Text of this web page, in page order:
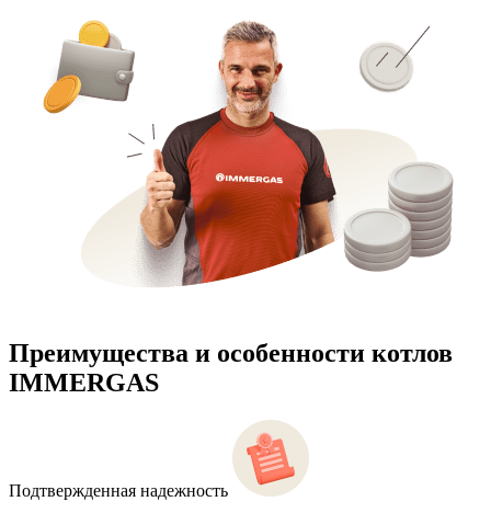
Преимущества и особенности котлов
IMMERGAS
Подтвержденная надежность